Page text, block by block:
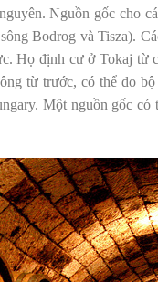
Nguồn gốc cho
Bodrog và Tisza).
Họ định cư ở Tokaj từ
từ trước, có thể do
Một nguồn gốc có